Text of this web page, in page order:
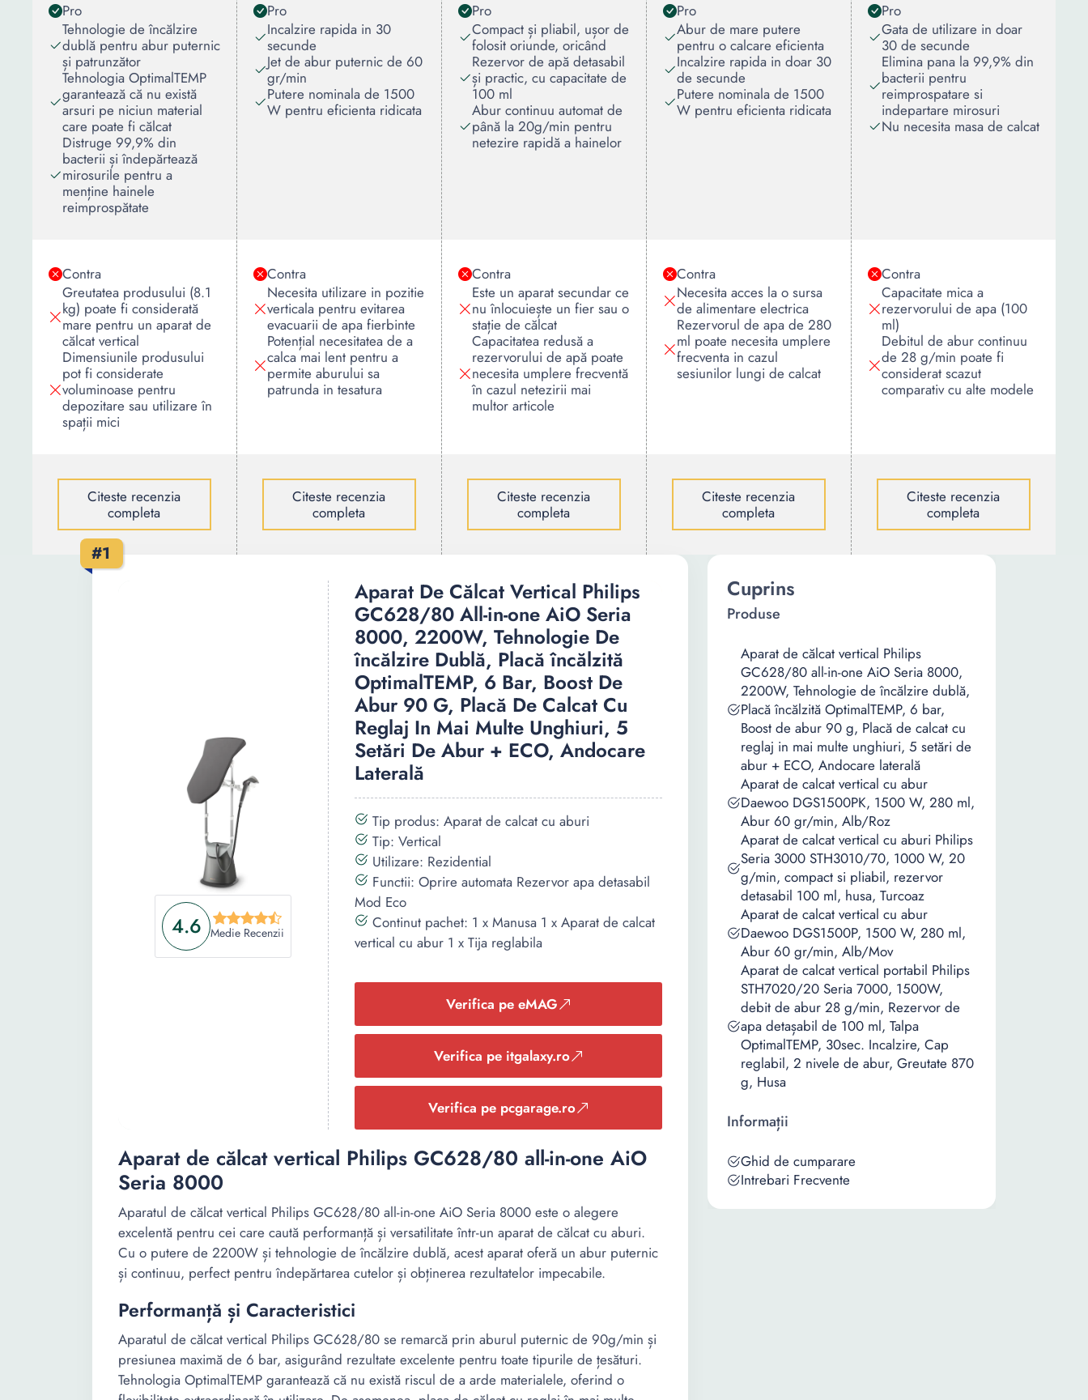
Pro
Tehnologie de încălzire
dublă pentru abur puternic
și patrunzător
Tehnologia OptimalTEMP
garantează că nu există
arsuri pe niciun material
care poate fi călcat
Distruge 99,9% din
bacterii și îndepărtează
mirosurile pentru a
menține hainele
reimprospătate
Contra
Greutatea produsului (8.1
kg) poate fi considerată
mare pentru un aparat de
călcat vertical
Dimensiunile produsului
pot fi considerate
voluminoase pentru
depozitare sau utilizare în
spații mici
Citeste recenzia
completa
Pro
Incalzire rapida in 30
secunde
Jet de abur puternic de 60
gr/min
Putere nominala de 1500
W pentru eficienta ridicata
Contra
Necesita utilizare in pozitie
verticala pentru evitarea
evacuarii de apa fierbinte
Potențial necesitatea de a
calca mai lent pentru a
permite aburului sa
patrunda in tesatura
Citeste recenzia
completa
Pro
Compact și pliabil, ușor de
folosit oriunde, oricând
Rezervor de apă detasabil
și practic, cu capacitate de
100 ml
Abur continuu automat de
până la 20g/min pentru
netezire rapidă a hainelor
Contra
Este un aparat secundar ce
nu înlocuiește un fier sau o
stație de călcat
Capacitatea redusă a
rezervorului de apă poate
necesita umplere frecventă
în cazul netezirii mai
multor articole
Citeste recenzia
completa
Pro
Abur de mare putere
pentru o calcare eficienta
Incalzire rapida in doar 30
de secunde
Putere nominala de 1500
W pentru eficienta ridicata
Contra
Necesita acces la o sursa
de alimentare electrica
Rezervorul de apa de 280
ml poate necesita umplere
frecventa in cazul
sesiunilor lungi de calcat
Citeste recenzia
completa
Pro
Gata de utilizare in doar
30 de secunde
Elimina pana la 99,9% din
bacterii pentru
reimprospatare si
indepartare mirosuri
Nu necesita masa de calcat
Contra
Capacitate mica a
rezervorului de apa (100
ml)
Debitul de abur continuu
de 28 g/min poate fi
considerat scazut
comparativ cu alte modele
Citeste recenzia
completa
#1
4.6 Medie Recenzii
Aparat De Călcat Vertical Philips
GC628/80 All-in-one AiO Seria
8000, 2200W, Tehnologie De
încălzire Dublă, Placă încălzită
OptimalTEMP, 6 Bar, Boost De
Abur 90 G, Placă De Calcat Cu
Reglaj In Mai Multe Unghiuri, 5
Setări De Abur + ECO, Andocare
Laterală
Tip produs: Aparat de calcat cu aburi
Tip: Vertical
Utilizare: Rezidential
Functii: Oprire automata Rezervor apa detasabil
Mod Eco
Continut pachet: 1 x Manusa 1 x Aparat de calcat
vertical cu abur 1 x Tija reglabila
Verifica pe eMAG
Verifica pe itgalaxy.ro
Verifica pe pcgarage.ro
Aparat de călcat vertical Philips GC628/80 all-in-one AiO
Seria 8000
Aparatul de călcat vertical Philips GC628/80 all-in-one AiO Seria 8000 este o alegere
excelentă pentru cei care caută performanță și versatilitate într-un aparat de călcat cu aburi.
Cu o putere de 2200W și tehnologie de încălzire dublă, acest aparat oferă un abur puternic
și continuu, perfect pentru îndepărtarea cutelor și obținerea rezultatelor impecabile.
Performanță și Caracteristici
Aparatul de călcat vertical Philips GC628/80 se remarcă prin aburul puternic de 90g/min și
presiunea maximă de 6 bar, asigurând rezultate excelente pentru toate tipurile de țesături.
Tehnologia OptimalTEMP garantează că nu există riscul de a arde materialele, oferind o
Cuprins
Produse
Aparat de călcat vertical Philips
GC628/80 all-in-one AiO Seria 8000,
2200W, Tehnologie de încălzire dublă,
Placă încălzită OptimalTEMP, 6 bar,
Boost de abur 90 g, Placă de calcat cu
reglaj in mai multe unghiuri, 5 setări de
abur + ECO, Andocare laterală
Aparat de calcat vertical cu abur
Daewoo DGS1500PK, 1500 W, 280 ml,
Abur 60 gr/min, Alb/Roz
Aparat de calcat vertical cu aburi Philips
Seria 3000 STH3010/70, 1000 W, 20
g/min, compact si pliabil, rezervor
detasabil 100 ml, husa, Turcoaz
Aparat de calcat vertical cu abur
Daewoo DGS1500P, 1500 W, 280 ml,
Abur 60 gr/min, Alb/Mov
Aparat de calcat vertical portabil Philips
STH7020/20 Seria 7000, 1500W,
debit de abur 28 g/min, Rezervor de
apa detașabil de 100 ml, Talpa
OptimalTEMP, 30sec. Incalzire, Cap
reglabil, 2 nivele de abur, Greutate 870
g, Husa
Informații
Ghid de cumparare
Intrebari Frecvente